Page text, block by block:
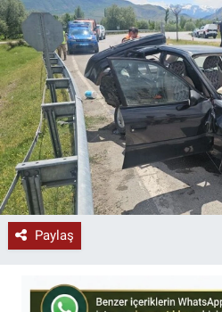
Paylaş
Politika
SPOR
YAŞAM
RESMİ İLAN